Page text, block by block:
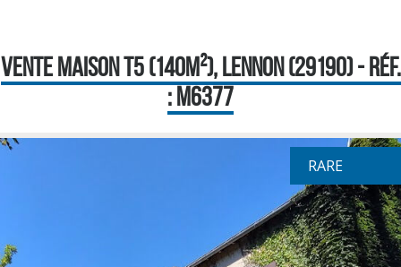
VENTE MAISON T5 (140M²), LENNON (29190) - RÉF.
: M6377
RARE